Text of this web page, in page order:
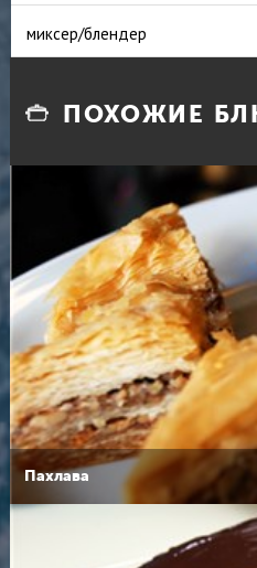
миксер/блендер
ПОХОЖИЕ
Пахлава